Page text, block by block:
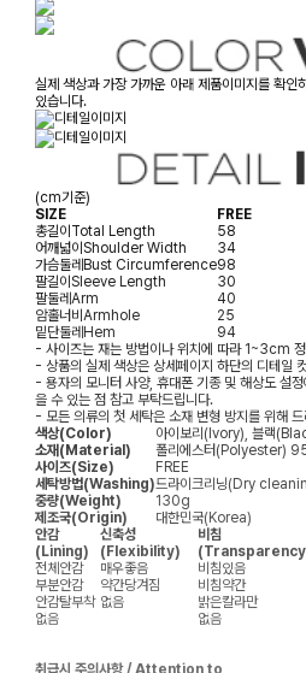
실제 색상과 가장 가까운 아래 제품이미지를 확인
있습니다.
(cm기준)
SIZE
FREE
총길이Total Length
58
어깨넓이Shoulder Width
34
가슴둘레Bust Circumference98
팔길이Sleeve Length
30
팔둘레Arm
40
암홀너비Armhole
25
밑단둘레Hem
94
- 사이즈는 재는 방법이나 위치에 따라 1~3cm
- 상품의 실제 색상은 상세페이지 하단의 디테일
- 용자의 모니터 사양, 휴대폰 기종 및 해상도 설
을 수 있는 점 참고 부탁드립니다.
- 모든 의류의 첫 세탁은 소재 변형 방지를 위해
색상(Color)
아이보리(Ivory), 블랙
소재(Material)
폴리에스터(Polyester)
사이즈(Size)
FREE
세탁방법(Washing)드라이크리닝(Dry
중량(Weight)
130g
제조국(Origin)
대한민국(Korea)
안감
(Lining)
신축성
(Flexibility)
비침
전체안감
매우좋음 비침있음
부분안감
약간당겨짐 비침약간
안감탈부착 없음 밝은칼라만
없음
없음
취급시 주의사항 / Attention to